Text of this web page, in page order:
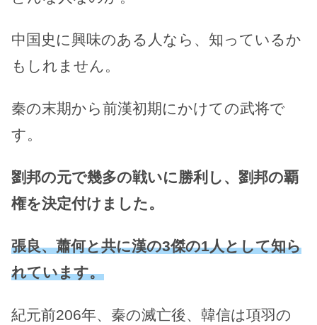
中国史に興味のある人なら、知っているか
もしれません。
秦の末期から前漢初期にかけての武将で
す。
劉邦の元で幾多の戦いに勝利し、劉邦の覇
権を決定付けました。
張良、蕭何と共に漢の3傑の1人として知ら
れています。
紀元前206年、秦の滅亡後、韓信は項羽の